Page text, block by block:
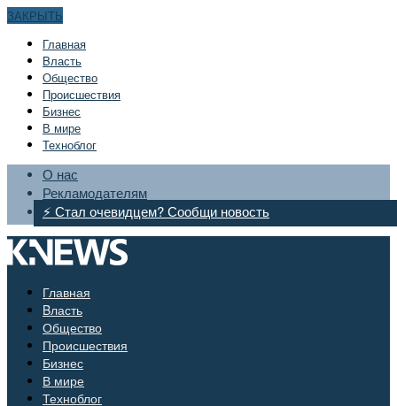
ЗАКРЫТЬ
Главная
Bласть
Общество
Происшествия
Бизнес
В мире
Техноблог
О нас
Рекламодателям
⚡ Стал очевидцем? Сообщи новость
Главная
Bласть
Общество
Происшествия
Бизнес
В мире
Техноблог